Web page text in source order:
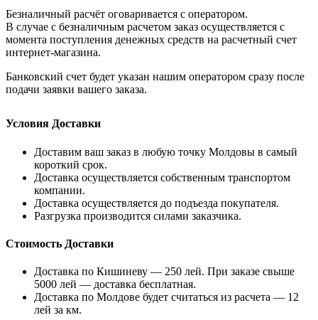
Безналичный расчёт оговаривается с оператором.
В случае с безналичным расчетом заказ осуществляется с
момента поступления денежных средств на расчетный счет
интернет-магазина.
Банковский счет будет указан нашим оператором сразу после
подачи заявки вашего заказа.
Условия Доставки
Доставим ваш заказ в любую точку Молдовы в самый
короткий срок.
Доставка осуществляется собственным транспортом
компании.
Доставка осуществляется до подъезда покупателя.
Разгрузка производится силами заказчика.
Стоимость Доставки
Доставка по Кишиневу — 250 лей. При заказе свыше
5000 лей — доставка бесплатная.
Доставка по Молдове будет считаться из расчета — 12
лей за км.